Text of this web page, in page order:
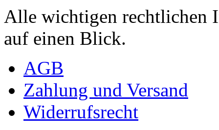
Alle wichtigen rechtlichen
auf einen Blick.
AGB
Zahlung und Versand
Widerrufsrecht